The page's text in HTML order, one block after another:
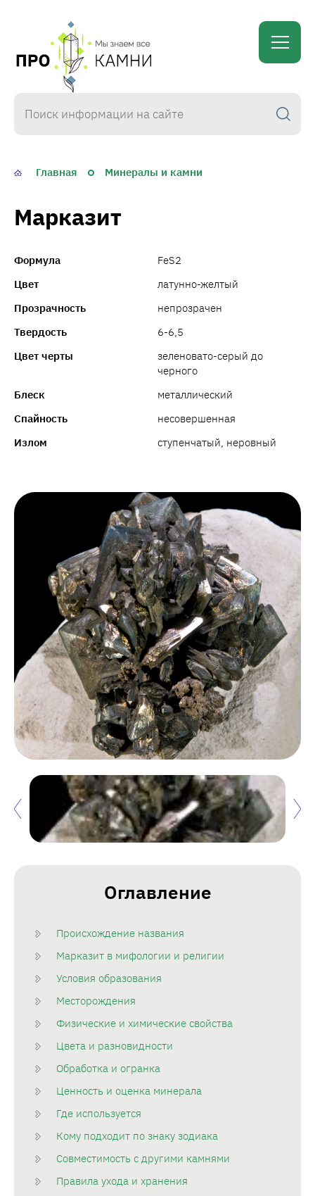
proKamni
Главная Минералы и камни
Марказит
Формула
FeS2
Цвет
латунно-желтый
Прозрачность
непрозрачен
Твердость
6-6,5
Цвет черты
зеленовато-серый до
черного
Блеск
металлический
Спайность
несовершенная
Излом
ступенчатый, неровный
Оглавление
Происхождение названия
Марказит в мифологии и религии
Условия образования
Месторождения
Физические и химические свойства
Цвета и разновидности
Обработка и огранка
Ценность и оценка минерала
Где используется
Кому подходит по знаку зодиака
Совместимость с другими камнями
Правила ухода и хранения